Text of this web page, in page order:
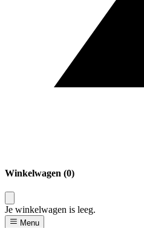
Winkelwagen (0)
Je winkelwagen is leeg.
Menu